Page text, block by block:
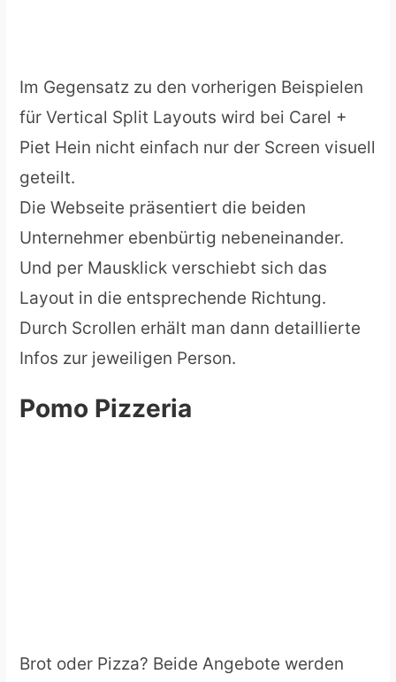
Im Gegensatz zu den vorherigen Beispielen
für Vertical Split Layouts wird bei Carel +
Piet Hein nicht einfach nur der Screen visuell
geteilt.
Die Webseite präsentiert die beiden
Unternehmer ebenbürtig nebeneinander.
Und per Mausklick verschiebt sich das
Layout in die entsprechende Richtung.
Durch Scrollen erhält man dann detaillierte
Infos zur jeweiligen Person.
Pomo Pizzeria
Brot oder Pizza? Beide Angebote werden